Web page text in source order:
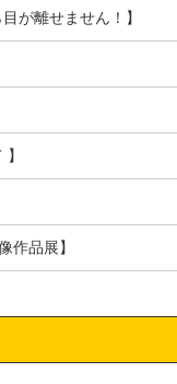
が離せません！】
作品展】